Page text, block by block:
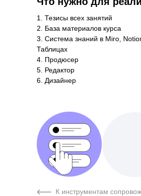
Аудиоразборы в чате
1. Тезисы всех занятий
2. База материалов курса
3. Система знаний в Miro,
Таблицах
4. Продюсер
5. Редактор
6. Дизайнер
К инструментам